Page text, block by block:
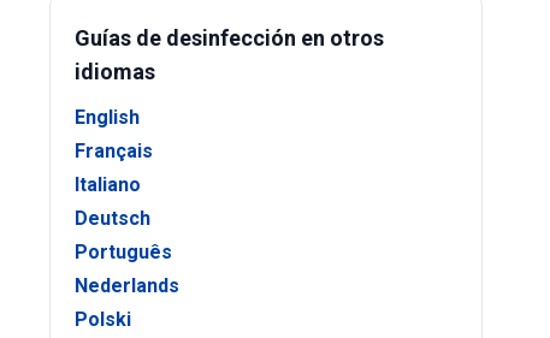
Guías de desinfección en otros
idiomas
English
Français
Italiano
Deutsch
Português
Nederlands
Polski